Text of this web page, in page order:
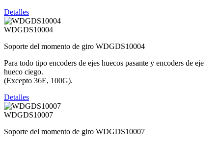
Detalles
WDGDS10004
Soporte del momento de giro WDGDS10004
Para todo tipo encoders de ejes huecos pasante y encoders de eje
hueco ciego.
(Excepto 36E, 100G).
Detalles
WDGDS10007
Soporte del momento de giro WDGDS10007